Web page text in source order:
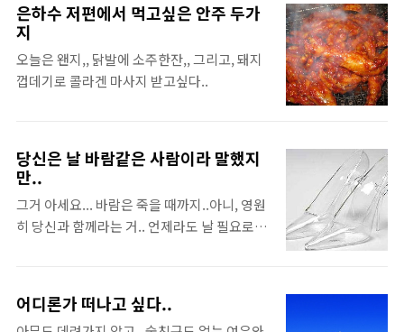
이걸 어떻게 아침부터 먹지? 그래도 내 하루 일
상의 한줄기 빗줄기 같은 네스프레소 ... 이 네
스프레소 커피머신을 산 후로 정말 커피 맛을
알아버렸다... 그리고 믹스와의 이별은 자연스
운 색... 라테를 먹을때도, 따불샷... 이제 점점
골수가 되어가나? 이렇게 나오는 커피를 쳐다
보면 .. 눈으로 향을 느껴요 ^^
은하수 저편에서 먹고싶은 안주 두가
지
오늘은 왠지,, 닭발에 소주한잔,, 그리고, 돼지
껍데기로 콜라겐 마사지 받고싶다..
당신은 날 바람같은 사람이라 말했지
만..
그거 아세요... 바람은 죽을 때까지..아니, 영원
히 당신과 함께라는 거.. 언제라도 날 필요로 할
어디론가 떠나고 싶다..